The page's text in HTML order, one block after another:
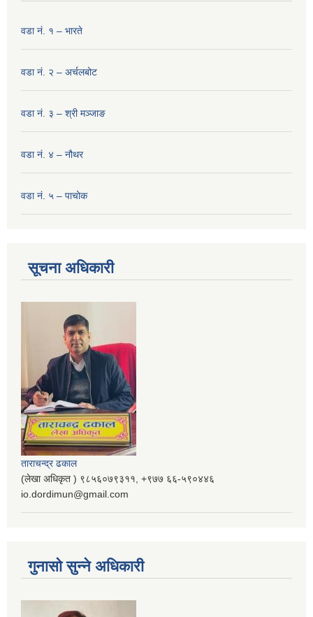
वडा नं. १ – भारते
वडा नं. २ – अर्चलबोट
वडा नं. ३ – श्री मञ्‍जाङ
वडा नं. ४ – नौथर
वडा नं. ५ – पाचोक
सूचना अधिकारी
ताराचन्द्र ढकाल
(लेखा अधिकृत ) ९८५६०७९३११, ‌‍‍+९७७ ६६-५९०४४६
io.dordimun@gmail.com
गुनासो सुन्ने अधिकारी